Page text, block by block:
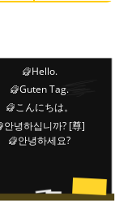
Hello.
Guten Tag.
こんにちは。
안녕하십니까? [尊]
안녕하세요?